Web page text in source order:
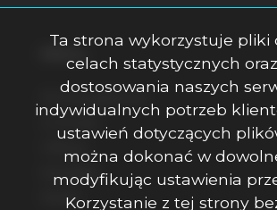
Strona główna
O firmie
Kontakt
Rodo
Ta strona wykorzystuje pliki
celach statystycznych
dostosowania naszych
indywidualnych potrzeb
ustawień dotyczących
można dokonać w
modyfikując ustawienia
Korzystanie z tej strony